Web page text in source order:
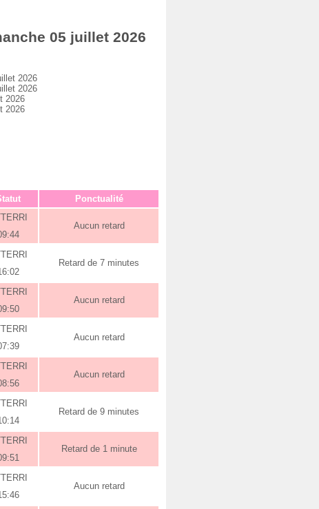
05 juillet 2026
2026
2026
2026
2026
Ponctualité
Aucun retard
Retard de 7 minutes
Aucun retard
Aucun retard
Aucun retard
Retard de 9 minutes
Retard de 1 minute
Aucun retard